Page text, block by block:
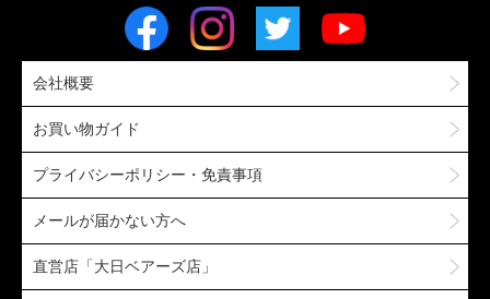
会社概要
お買い物ガイド
プライバシーポリシー・免責事項
メールが届かない方へ
直営店「大日ベアーズ店」